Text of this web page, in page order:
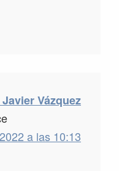
Vázquez
a las 10:13